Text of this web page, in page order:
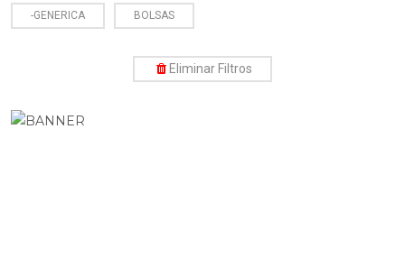
-GENERICA BOLSAS
Eliminar Filtros